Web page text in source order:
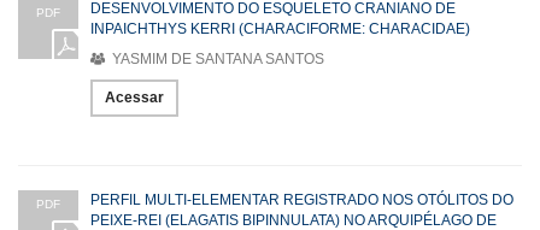
PDF
DESENVOLVIMENTO DO ESQUELETO CRANIANO DE
INPAICHTHYS KERRI (CHARACIFORME: CHARACIDAE)
YASMIM DE SANTANA SANTOS
Acessar
PDF
PERFIL MULTI-ELEMENTAR REGISTRADO NOS OTÓLITOS DO
PEIXE-REI (ELAGATIS BIPINNULATA) NO ARQUIPÉLAGO DE